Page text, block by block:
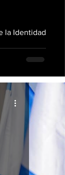
la Identidad